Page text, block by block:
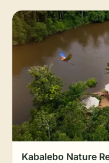
Kabalebo Nature